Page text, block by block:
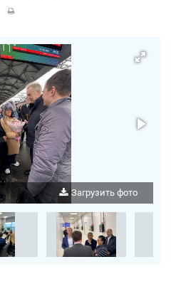
Загрузить фото